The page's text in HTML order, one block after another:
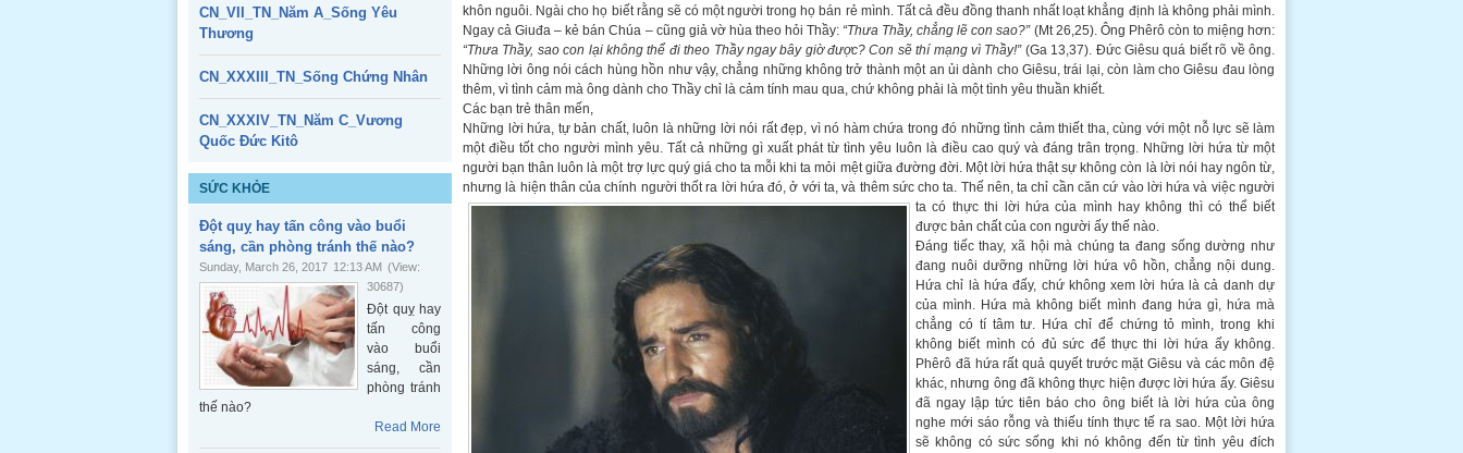
CN_VII_TN_Năm A_Sống Yêu
Thương
CN_XXXIII_TN_Sống Chứng Nhân
CN_XXXIV_TN_Năm C_Vương
Quốc Đức Kitô
SỨC KHỎE
Đột quỵ hay tấn công vào buổi
sáng, cần phòng tránh thế nào?
Sunday, March 26, 2017 12:13 AM (View:
30687)
Đột quỵ hay
tấn công
vào buổi
sáng, cần
phòng tránh
thế nào?
Read More
khôn nguôi. Ngài cho họ biết rằng sẽ có một người trong họ bán rẻ mình. Tất cả đều đồng thanh nhất loạt khẳng định là không phải mình.
Ngay cả Giuđa – kẻ bán Chúa – cũng giả vờ hùa theo hỏi Thầy: “Thưa Thầy, chẳng lẽ con sao?”(Mt 26,25). Ông Phêrô còn to miệng hơn:
“Thưa Thầy, sao con lại không thể đi theo Thầy ngay bây giờ được? Con sẽ thí mạng vì Thầy!”(Ga 13,37). Đức Giêsu quá biết rõ về ông.
Những lời ông nói cách hùng hồn như vậy, chẳng những không trở thành một an ủi dành cho Giêsu, trái lại, còn làm cho Giêsu đau lòng
thêm, vì tình cảm mà ông dành cho Thầy chỉ là cảm tính mau qua, chứ không phải là một tình yêu thuần khiết.
Các bạn trẻ thân mến,
Những lời hứa, tự bản chất, luôn là những lời nói rất đẹp, vì nó hàm chứa trong đó những tình cảm thiết tha, cùng với một nỗ lực sẽ làm
một điều tốt cho người mình yêu. Tất cả những gì xuất phát từ tình yêu luôn là điều cao quý và đáng trân trọng. Những lời hứa từ một
người bạn thân luôn là một trợ lực quý giá cho ta mỗi khi ta mỏi mệt giữa đường đời. Một lời hứa thật sự không còn là lời nói hay ngôn từ,
nhưng là hiện thân của chính người thốt ra lời hứa đó, ở với ta, và thêm sức cho ta. Thế nên, ta chỉ cần căn cứ vào lời hứa và việc người
ta có thực thi lời hứa của mình hay không thì có thể biết
được bản chất của con người ấy thế nào.
Đáng tiếc thay, xã hội mà chúng ta đang sống dường như
đang nuôi dưỡng những lời hứa vô hồn, chẳng nội dung.
Hứa chỉ là hứa đấy, chứ không xem lời hứa là cả danh dự
của mình. Hứa mà không biết mình đang hứa gì, hứa mà
chẳng có tí tâm tư. Hứa chỉ để chứng tỏ mình, trong khi
không biết mình có đủ sức để thực thi lời hứa ấy không.
Phêrô đã hứa rất quả quyết trước mặt Giêsu và các môn đệ
khác, nhưng ông đã không thực hiện được lời hứa ấy. Giêsu
đã ngay lập tức tiên báo cho ông biết là lời hứa của ông
nghe mới sáo rỗng và thiếu tính thực tế ra sao. Một lời hứa
sẽ không có sức sống khi nó không đến từ tình yêu đích